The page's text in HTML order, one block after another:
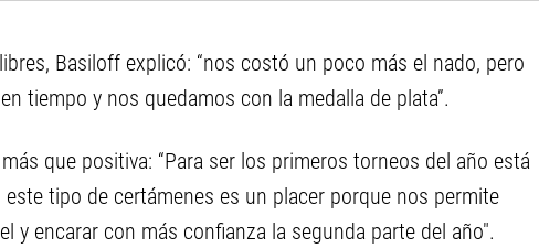
Basiloff explicó: “nos costó un poco más el nado, pero
tiempo y nos quedamos con la medalla de plata”.
que positiva: “Para ser los primeros torneos del año está
tipo de certámenes es un placer porque nos permite
y encarar con más confianza la segunda parte del año".